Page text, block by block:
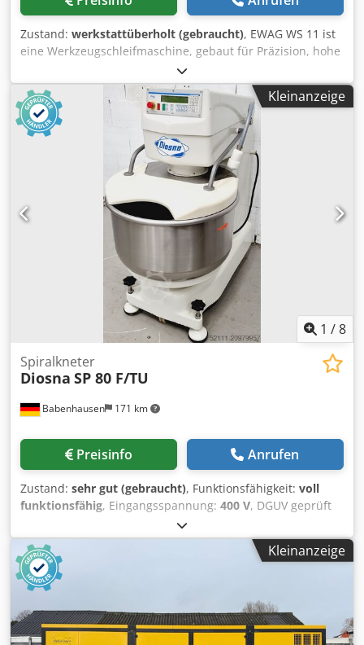
Zustand: werkstattüberholt (gebraucht), EWAG WS 11 ist
eine Werkzeugschleifmaschine, gebaut für Präzision, hohe
Genauigkeit und Zuverlässigkeit. X/Y/Z 100 mm;
Schleifscheibe Ø75 mm; A -135°/+30°; Werkstückspindel
100–1300 t/min; Vertikalverstellung 100 mm;
Spannzangenaufnahme 20 W. Schleifspindel 2500–7100
t/min; 380 V 60 Hz; 0,4 CV; ~350 kg; 1000×1000×1800 mm.
Zubehör: Satz Spannzangen, Flansche,
Schleifscheibenhalter, Lampe, Zustelleinheit Z. Ermöglicht
enge Toleranzen; Branchen: Automotive, Luftfahrt, Uhren,
Medizintechnik. Dsdeyxnz Tspfx Anzokr
Kleinanzeige
1 /8
Babenhausen 171 km
Spiralkneter
Diosna SP 80 F/TU
Preisinfo Anrufen
Zustand: sehr gut (gebraucht), Funktionsfähigkeit: voll
funktionsfähig, Eingangsspannung: 400 V, DGUV geprüft
, Jahr der letzten Überholung:
Gesamtlänge:1.200 mm, Gesamtbreite:800 mm,
Eingangsfrequenz:
, Art des Eingangsstroms:
Drehstrom
Diosna SP 80 F/TU kompakte Knetmaschine für individuelle
Teige! 2 Zeit Schaltuhren mit Programm Steuerung
Spiralkneter mit 2 Gänge Edelstahl Kessel und Spirale
Kleinanzeige